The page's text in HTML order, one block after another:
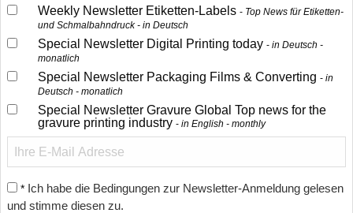
Weekly Newsletter Etiketten-Labels
Top News für Etiketten-
und Schmalbahndruck - in Deutsch
Special Newsletter Digital Printing today
in Deutsch -
monatlich
Special Newsletter Packaging Films & Converting
in
Deutsch - monatlich
Special Newsletter Gravure Global Top news for the
gravure printing industry
in English - monthly
* Ich habe die Bedingungen zur Newsletter-Anmeldung gelesen
und stimme diesen zu.